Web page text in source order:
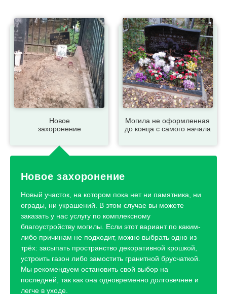
Новое
захоронение
Могила не оформленная
до конца с самого начала
Новое захоронение
Новый участок, на котором пока нет ни памятника, ни
ограды, ни украшений. В этом случае вы можете
заказать у нас услугу по комплексному
благоустройству могилы. Если этот вариант по каким-
либо причинам не подходит, можно выбрать одно из
трёх: засыпать пространство декоративной крошкой,
устроить газон либо замостить гранитной брусчаткой.
Мы рекомендуем остановить свой выбор на
последней, так как она одновременно долговечнее и
легче в уходе.